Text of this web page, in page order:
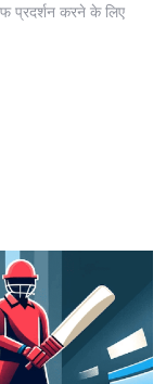
प्रदर्शन करने के लिए